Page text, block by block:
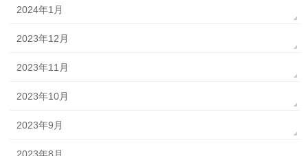
2024年1月
2023年12月
2023年11月
2023年10月
2023年9月
2023年8月